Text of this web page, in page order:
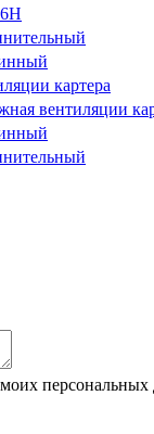
картера
вентиляции